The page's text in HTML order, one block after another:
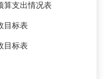
算支出情况表
目标表
目标表